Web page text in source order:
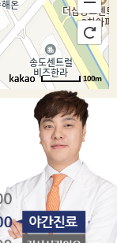
100m